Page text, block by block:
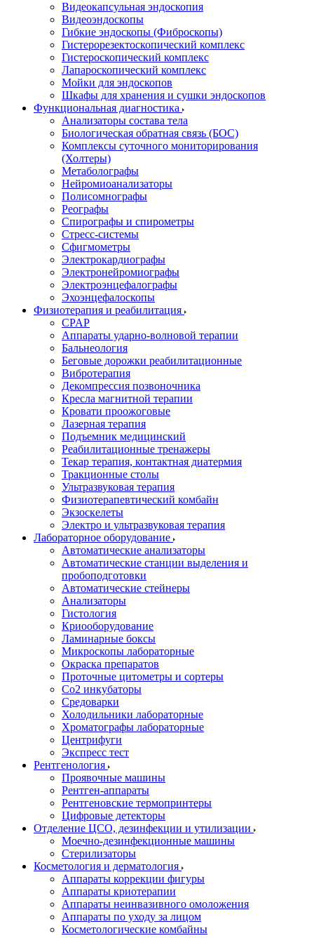
Видеокапсульная эндоскопия
Видеоэндоскопы
Гибкие эндоскопы (Фиброcкопы)
Гистерорезектоскопический комплекс
Гистероскопический комплекс
Лапароскопический комплекс
Мойки для эндоскопов
Шкафы для хранения и сушки эндоскопов
Функциональная диагностика
Анализаторы состава тела
Биологическая обратная связь (БОС)
Комплексы суточного мониторирования
(Холтеры)
Метаболографы
Нейромиоанализаторы
Полисомнографы
Реографы
Спирографы и спирометры
Стресс-системы
Сфигмометры
Электрокардиографы
Электронейромиографы
Электроэнцефалографы
Эхоэнцефалоскопы
Физиотерапия и реабилитация
CPAP
Аппараты ударно-волновой терапии
Бальнеология
Беговые дорожки реабилитационные
Вибротерапия
Декомпрессия позвоночника
Кресла магнитной терапии
Кровати проожоговые
Лазерная терапия
Подъемник медицинский
Реабилитационные тренажеры
Текар терапия, контактная диатермия
Тракционные столы
Ультразвуковая терапия
Физиотерапевтический комбайн
Экзоскелеты
Электро и ультразвуковая терапия
Лабораторное оборудование
Автоматические анализаторы
Автоматические станции выделения и
пробоподготовки
Автоматические стейнеры
Анализаторы
Гистология
Криооборудование
Ламинарные боксы
Микроскопы лабораторные
Окраска препаратов
Проточные цитометры и сортеры
Со2 инкубаторы
Средоварки
Холодильники лабораторные
Хроматографы лабораторные
Центрифуги
Экспресс тест
Рентгенология
Проявочные машины
Рентген-аппараты
Рентгеновские термопринтеры
Цифровые детекторы
Отделение ЦСО, дезинфекции и утилизации
Моечно-дезинфекционные машины
Стерилизаторы
Косметология и дерматология
Аппараты коррекции фигуры
Аппараты криотерапии
Аппараты неинвазивного омоложения
Аппараты по уходу за лицом
Косметологические комбайны